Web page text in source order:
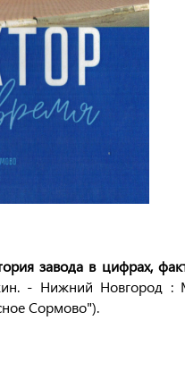
завода в цифрах,
- Нижний Новгород :
Сормово").